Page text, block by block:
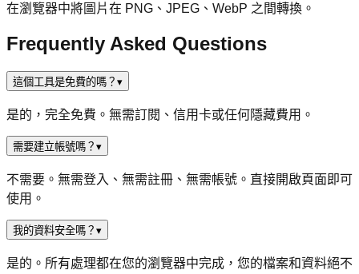
在瀏覽器中將圖片在 PNG、JPEG、WebP 之間轉換。
Frequently Asked Questions
這個工具是免費的嗎？ ▾
是的，完全免費。無需訂閱、信用卡或任何隱藏費用。
需要建立帳號嗎？ ▾
不需要。無需登入、無需註冊、無需帳號。直接開啟頁面即可
使用。
我的資料安全嗎？ ▾
是的。所有處理都在您的瀏覽器中完成，您的檔案和資料絕不